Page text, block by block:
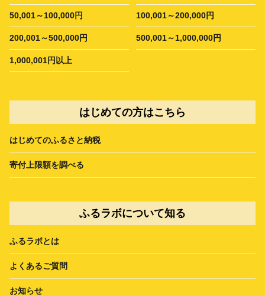
50,001～100,000円 100,001～200,000円
200,001～500,000円 500,001～1,000,000円
1,000,001円以上
はじめての方はこちら
はじめてのふるさと納税
寄付上限額を調べる
ふるラボについて知る
ふるラボとは
よくあるご質問
お知らせ